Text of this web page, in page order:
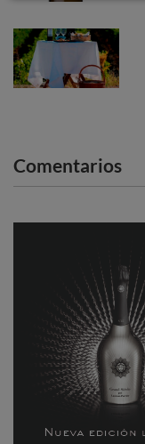
Comentarios